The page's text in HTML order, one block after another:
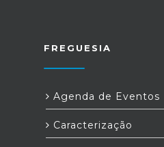
FREGUESIA
Agenda de Eventos
Caracterização